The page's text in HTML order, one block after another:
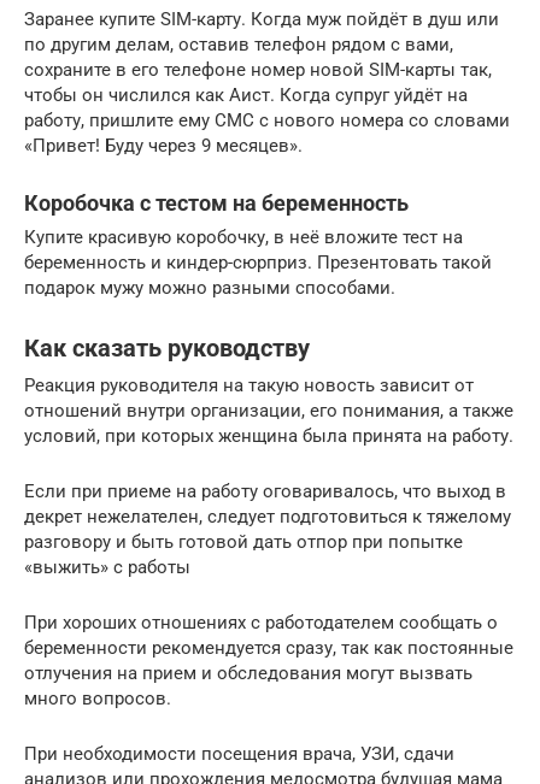
Заранее купите SIM-карту. Когда муж пойдёт в душ или
по другим делам, оставив телефон рядом с вами,
сохраните в его телефоне номер новой SIM-карты так,
чтобы он числился как Аист. Когда супруг уйдёт на
работу, пришлите ему СМС с нового номера со словами
«Привет! Буду через 9 месяцев».
Коробочка с тестом на беременность
Купите красивую коробочку, в неё вложите тест на
беременность и киндер-сюрприз. Презентовать такой
подарок мужу можно разными способами.
Как сказать руководству
Реакция руководителя на такую новость зависит от
отношений внутри организации, его понимания, а также
условий, при которых женщина была принята на работу.
Если при приеме на работу оговаривалось, что выход в
декрет нежелателен, следует подготовиться к тяжелому
разговору и быть готовой дать отпор при попытке
«выжить» с работы
При хороших отношениях с работодателем сообщать о
беременности рекомендуется сразу, так как постоянные
отлучения на прием и обследования могут вызвать
много вопросов.
При необходимости посещения врача, УЗИ, сдачи
анализов или прохождения медосмотра будущая мама